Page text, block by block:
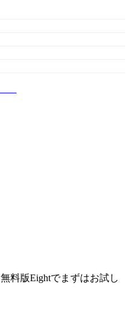
無料版Eightでまずはお試し